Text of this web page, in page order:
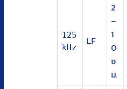
125
kHz
LF
2
–
1
0
ซ
ม.